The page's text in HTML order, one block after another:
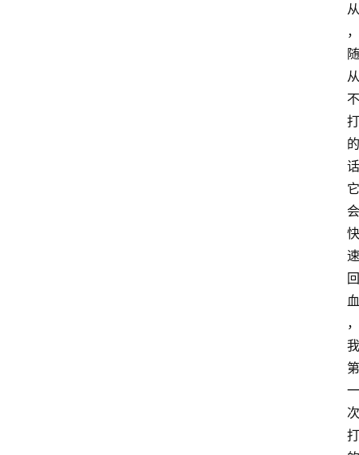
从
，
随
从
不
打
的
话
它
会
快
速
回
血
，
我
第
一
次
打